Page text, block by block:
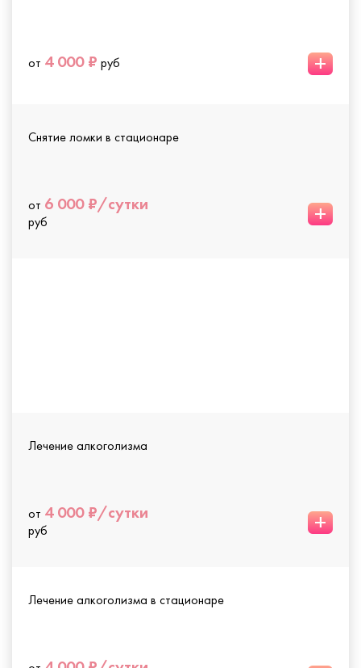
от 4 000 ₽ руб +
Снятие ломки в стационаре
от 6 000 ₽/сутки
руб +
Лечение алкоголизма
от 4 000 ₽/сутки
руб +
Лечение алкоголизма в стационаре